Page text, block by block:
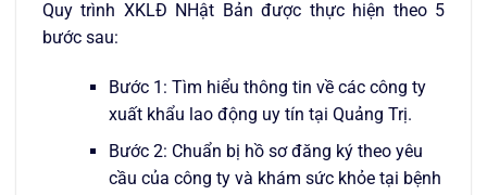
Quy trình XKLĐ NHật Bản được thực hiện theo 5
bước sau:
Bước 1: Tìm hiểu thông tin về các công ty
xuất khẩu lao động uy tín tại Quảng Trị.
Bước 2: Chuẩn bị hồ sơ đăng ký theo yêu
cầu của công ty và khám sức khỏe tại bệnh